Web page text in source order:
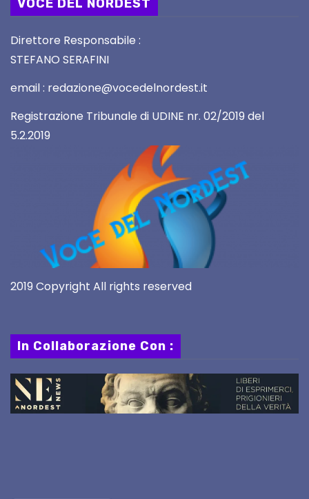
VOCE DEL NORDEST
Direttore Responsabile :
STEFANO SERAFINI
email : redazione@vocedelnordest.it
Registrazione Tribunale di UDINE nr. 02/2019 del
5.2.2019
2019 Copyright All rights reserved
In Collaborazione Con :